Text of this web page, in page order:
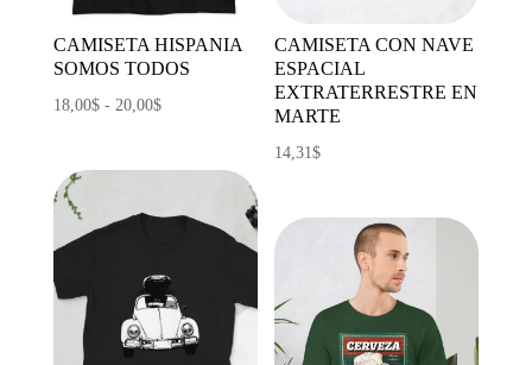
CAMISETA HISPANIA
SOMOS TODOS
18,00$ - 20,00$Rango
18,00$
CAMISETA CON NAVE
ESPACIAL
EXTRATERRESTRE EN
MARTE
14,31$